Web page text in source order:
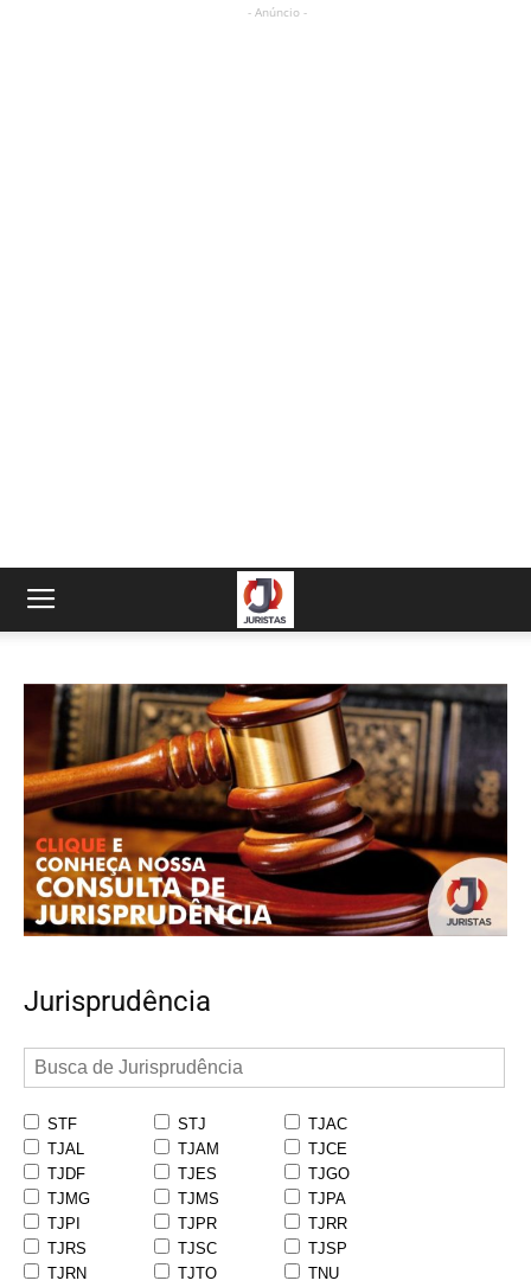
- Anúncio -
Jurisprudência
STF STJ
TJAC
TJAL
TJAM
TJCE
TJDF
TJES
TJGO
TJMG
TJMS
TJPA
TJPI
TJPR
TJRR
TJRS
TJSC
TJSP
TJRN
TJTO
TNU